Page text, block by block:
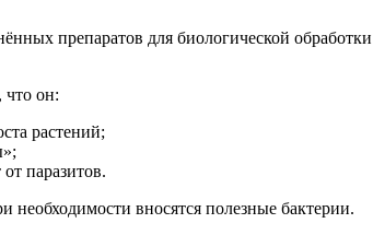
препаратов для биологической
что он:
растений;
паразитов.
необходимости вносятся полезные бактерии.